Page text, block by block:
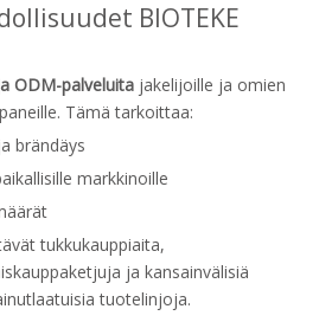
BIOTEKE
ODM-palveluita jakelijoille ja omien
Tämä tarkoittaa:
brändäys
markkinoille
tukkukauppiaita,
ja kansainvälisiä
tuotelinjoja.